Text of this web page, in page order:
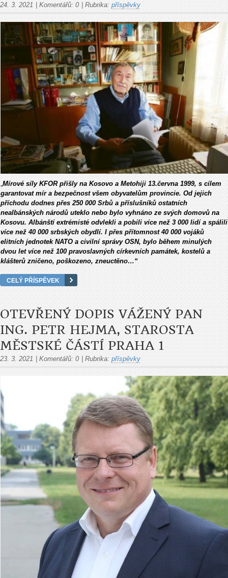
24. 3. 2021 Komentářů: 0 Rubrika: příspěvky
„Mírové síly KFOR přišly na Kosovo a Metohiji 13.června 1999, s cílem
garantovat mír a bezpečnost všem obyvatelům provincie. Od jejich
příchodu dodnes přes 250 000 Srbů a příslušníků ostatních
nealbánských národů uteklo nebo bylo vyhnáno ze svých domovů na
Kosovu. Albánští extrémisté odvlekli a pobili více než 3 000 lidí a spálili
více než 40 000 srbských obydlí. I přes přítomnost 40 000 vojáků
elitních jednotek NATO a civilní správy OSN, bylo během minulých
dvou let více než 100 pravoslavných církevních památek, kostelů a
klášterů zničeno, poškozeno, zneuctěno…“
CELÝ PŘÍSPĚVEK
OTEVŘENÝ DOPIS VÁŽENÝ PAN
ING. PETR HEJMA, STAROSTA
MĚSTSKÉ ČÁSTÍ PRAHA 1
23. 3. 2021 Komentářů: 0 Rubrika: příspěvky